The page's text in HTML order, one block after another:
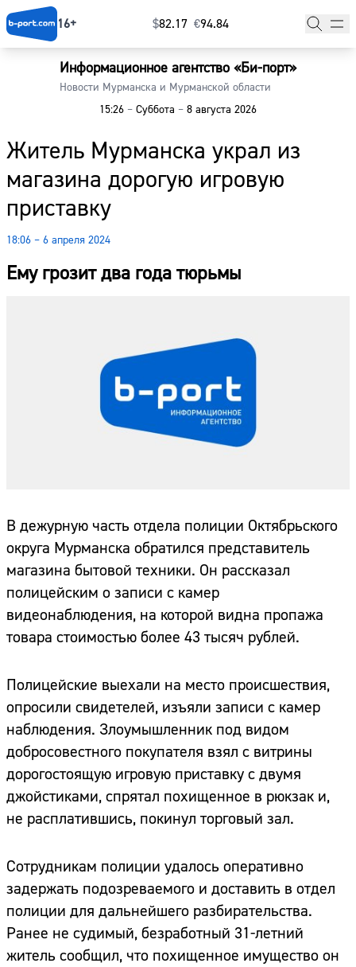
16+ $⁠82.17 €⁠94.84
Информационное агентство «Би-порт»
Новости Мурманска и Мурманской области
15:26 – Суббота – 8 августа 2026
Житель Мурманска украл из
магазина дорогую игровую
приставку
18:06 – 6 апреля 2024
Ему грозит два года тюрьмы
В дежурную часть отдела полиции Октябрьского
округа Мурманска обратился представитель
магазина бытовой техники. Он рассказал
полицейским о записи с камер
видеонаблюдения, на которой видна пропажа
товара стоимостью более 43 тысяч рублей.
Полицейские выехали на место происшествия,
опросили свидетелей, изъяли записи с камер
наблюдения. Злоумышленник под видом
добросовестного покупателя взял с витрины
дорогостоящую игровую приставку с двумя
джойстиками, спрятал похищенное в рюкзак и,
не расплатившись, покинул торговый зал.
Сотрудникам полиции удалось оперативно
задержать подозреваемого и доставить в отдел
полиции для дальнейшего разбирательства.
Ранее не судимый, безработный 31-летний
житель сообщил, что похищенное имущество он
Главная
Наши гости
Фоторепортажи
Погода
Курсы валют